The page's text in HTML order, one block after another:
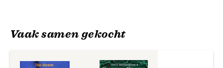
Vaak samen gekocht